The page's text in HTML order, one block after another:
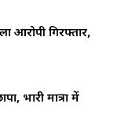
आरोपी गिरफ्तार,
भारी मात्रा में